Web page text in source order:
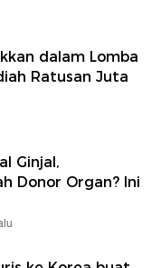
dalam Lomba
Ratusan Juta
Ginjal,
Donor Organ? Ini